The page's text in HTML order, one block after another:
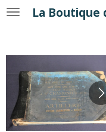
Passer
principal
La Boutique